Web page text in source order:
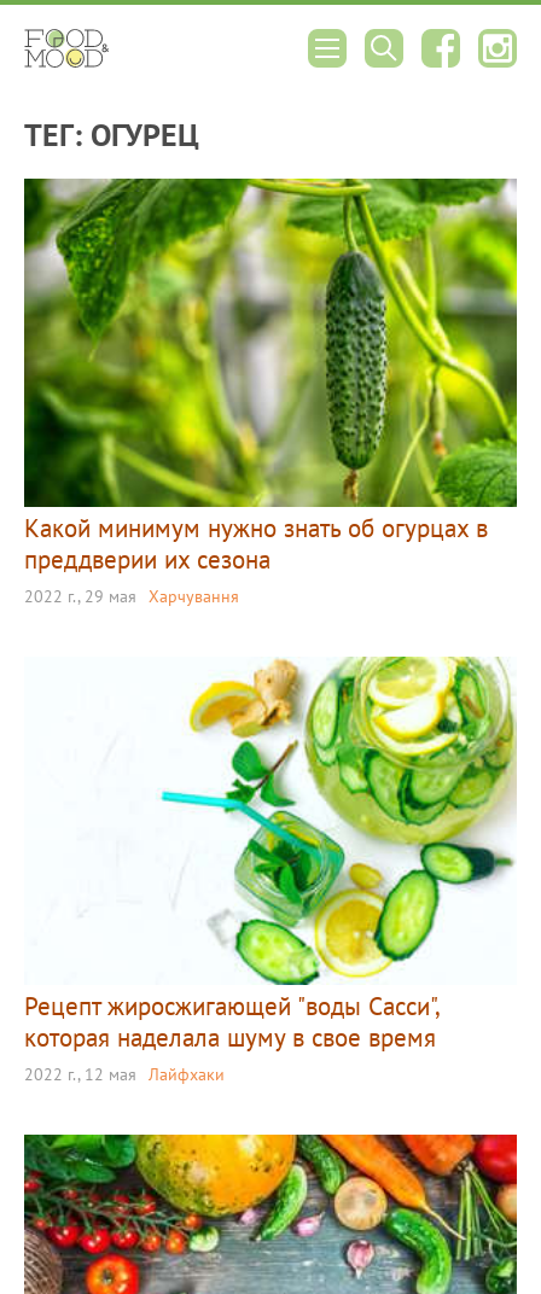
ТЕГ: ОГУРЕЦ
Какой минимум нужно знать об огурцах в
преддверии их сезона
2022 г., 29 мая Харчування
Рецепт жиросжигающей "воды Сасси",
которая наделала шуму в свое время
2022 г., 12 мая Лайфхаки